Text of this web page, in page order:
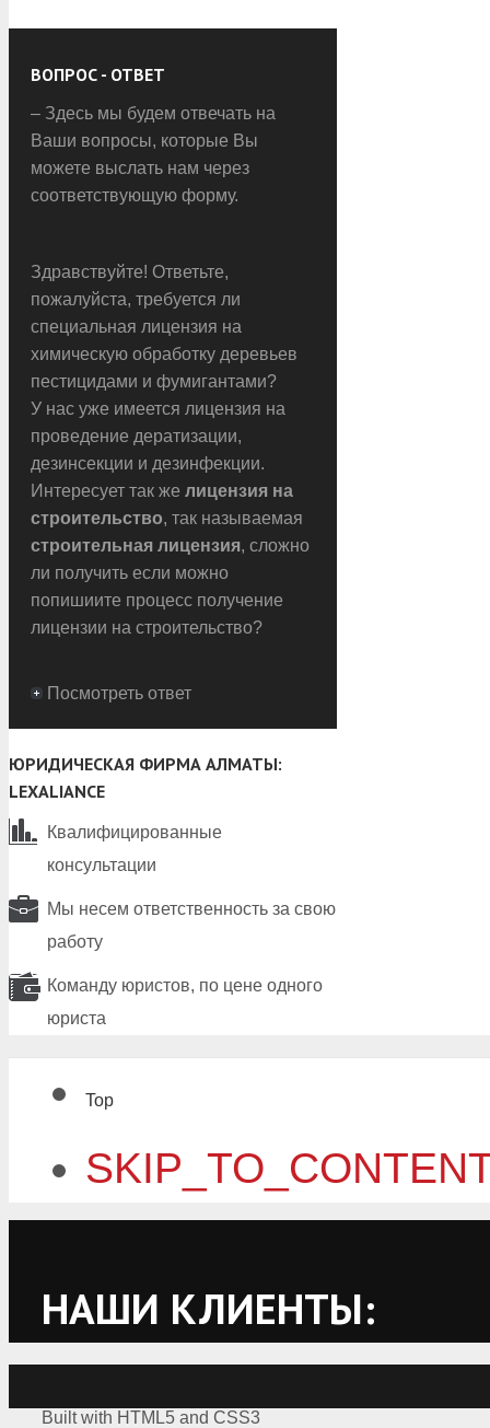
ВОПРОС - ОТВЕТ
– Здесь мы будем отвечать на
Ваши вопросы, которые Вы
можете выслать нам через
соответствующую форму.
Здравствуйте! Ответьте,
пожалуйста, требуется ли
специальная лицензия на
химическую обработку деревьев
пестицидами и фумигантами?
У нас уже имеется лицензия на
проведение дератизации,
дезинсекции и дезинфекции.
Интересует так же лицензия на
строительство, так называемая
строительная лицензия, сложно
ли получить если можно
попишиите процесс получение
лицензии на строительство?
Посмотреть ответ
ЮРИДИЧЕСКАЯ ФИРМА АЛМАТЫ:
LEXALIANCE
Квалифицированные
консультации
Мы несем ответственность за свою
работу
Команду юристов, по цене одного
юриста
Top
НАШИ КЛИЕНТЫ:
Built with HTML5 and CSS3